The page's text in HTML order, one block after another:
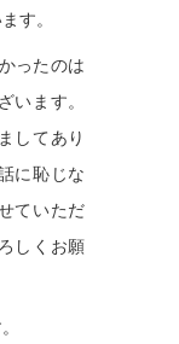
す。
ったのは
います。
してあり
に恥じな
ていただ
しくお願